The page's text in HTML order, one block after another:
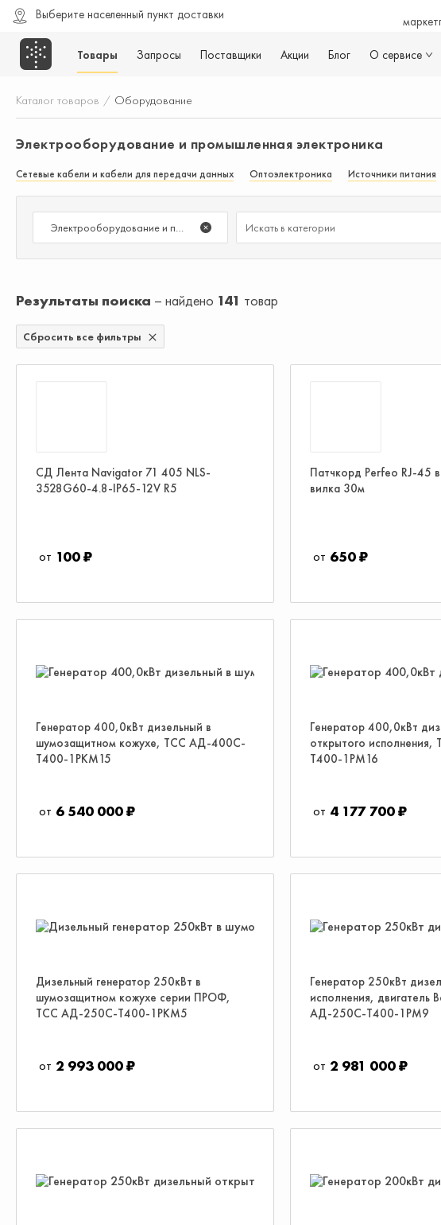
Выберите населенный пункт доставки
Товары Запросы Поставщики Акции Блог О сервисе
Каталог товаров / Оборудование
Электрооборудование и промышленная электроника
Сетевые кабели и кабели для передачи данных Оптоэлектроника Источники питания
Электрооборудование и промышленная электроника
Результаты поиска найдено 141 товар
Сбросить все фильтры
СД Лента Navigator 71 405 NLS-
3528G60-4.8-IP65-12V R5
100 ₽
Патчкорд Perfeo RJ-45
вилка 30м
650 ₽
Генератор 400,0кВт дизельный в
шумозащитном кожухе, ТСС АД-400С-
Т400-1РКМ15
6 540 000 ₽
Генератор 400,0кВт
открытого
Т400-1РМ16
4 177 700 ₽
Дизельный генератор 250кВт в
шумозащитном кожухе серии ПРОФ,
ТСС АД-250С-Т400-1РКМ5
2 993 000 ₽
Генератор 250кВт
исполнения, двигатель
АД-250С-Т400-1РМ9
2 981 000 ₽